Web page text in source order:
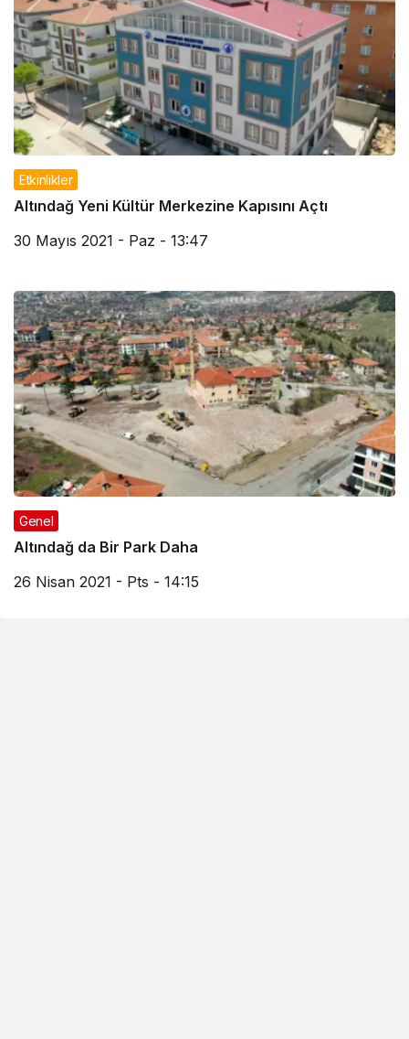
Etkinlikler
Altındağ Yeni Kültür Merkezine Kapısını Açtı
30 Mayıs 2021 - Paz - 13:47
Genel
Altındağ da Bir Park Daha
26 Nisan 2021 - Pts - 14:15